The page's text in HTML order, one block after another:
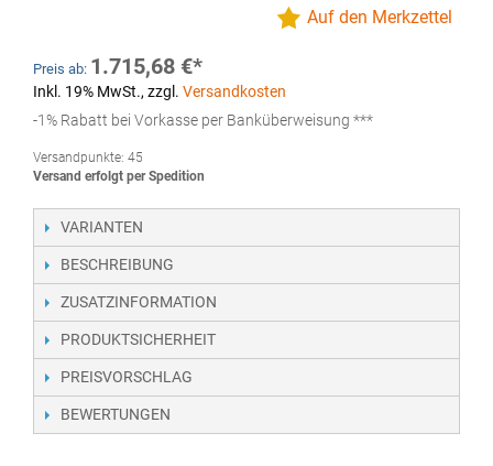
Auf den Merkzettel
Preis ab: 1.715,68 €
Inkl. 19% MwSt., zzgl. Versandkosten
-1% Rabatt bei Vorkasse per Banküberweisung ***
Versandpunkte: 45
Versand erfolgt per Spedition
VARIANTEN
BESCHREIBUNG
ZUSATZINFORMATION
PRODUKTSICHERHEIT
PREISVORSCHLAG
BEWERTUNGEN